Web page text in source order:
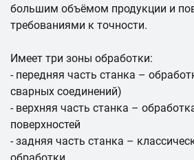
большим объёмом продукции и
требованиями к точности.
Имеет три зоны обработки:
- передняя часть станка –
сварных соединений)
- верхняя часть станка –
поверхностей
- задняя часть станка –